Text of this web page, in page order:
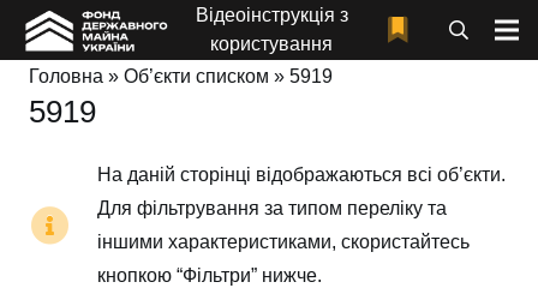
Відеоінструкція з
користування
Головна » Об’єкти списком » 5919
5919
На даній сторінці відображаються всі об’єкти.
Для фільтрування за типом переліку та
іншими характеристиками, скористайтесь
кнопкою “Фільтри” нижче.